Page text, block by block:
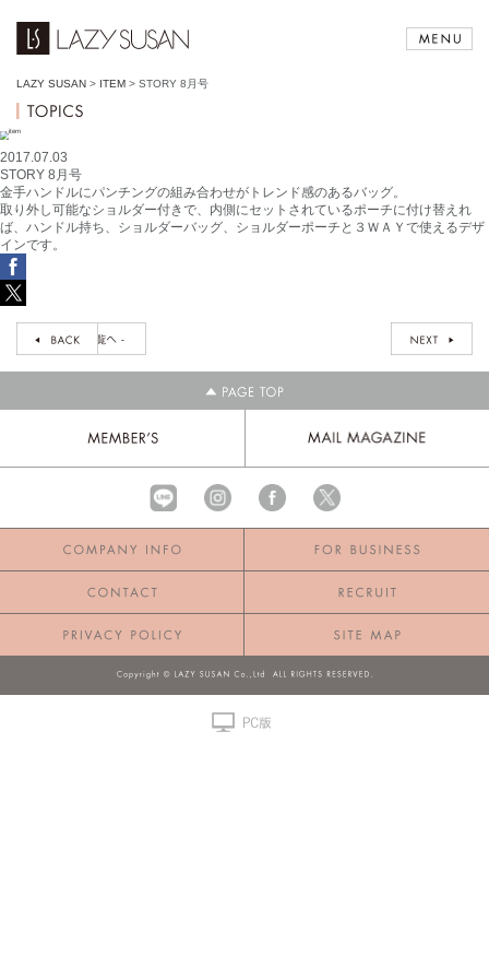
LAZY SUSAN > ITEM > STORY 8月号
2017.07.03
STORY 8月号
金手ハンドルにパンチングの組み合わせがトレンド感のあるバッグ。
取り外し可能なショルダー付きで、内側にセットされているポーチに付け替えれ
ば、ハンドル持ち、ショルダーバッグ、ショルダーポーチと３ＷＡＹで使えるデザ
インです。